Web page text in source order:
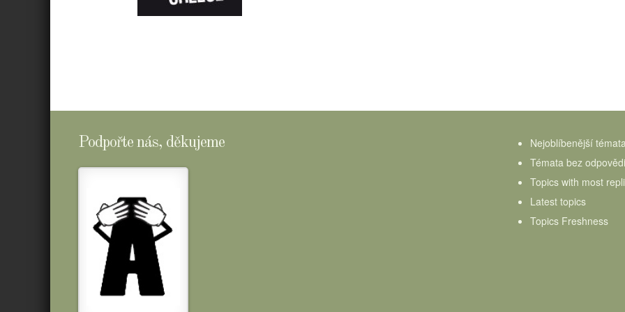
Podpořte nás, děkujeme
Nejoblíbenější
Témata bez odpovědi
Topics with most
Latest topics
Topics Freshness